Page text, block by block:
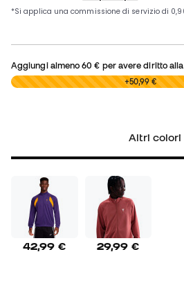
Aggiungi almeno60 € per avere diritto
0,00 € +50,99 €
Altri colori
42,99 € 29,99 €